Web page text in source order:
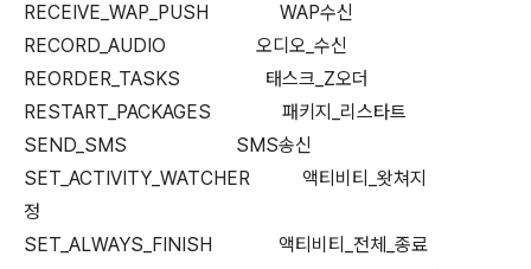
RECEIVE_WAP_PUSH WAP수신
RECORD_AUDIO 오디오_수신
REORDER_TASKS 태스크_Z오더
RESTART_PACKAGES 패키지_리스타트
SEND_SMS SMS송신
SET_ACTIVITY_WATCHER 액티비티_왓쳐지
정
SET_ALWAYS_FINISH 액티비티_전체_종료